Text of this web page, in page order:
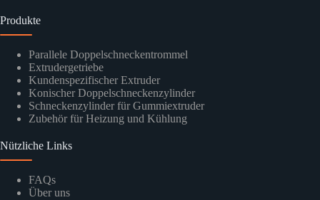
Produkte
Parallele Doppelschneckentrommel
Extrudergetriebe
Kundenspezifischer Extruder
Konischer Doppelschneckenzylinder
Schneckenzylinder für Gummiextruder
Zubehör für Heizung und Kühlung
Nützliche Links
FAQs
Über uns